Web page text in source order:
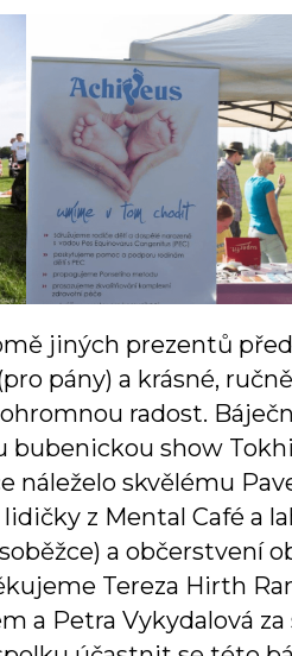
jiných prezentů
pány) a krásné,
radost.
show
náleželo skvělému
z Mental Café a
a občerstvení
Tereza Hirth
a Petra Vykydalová za